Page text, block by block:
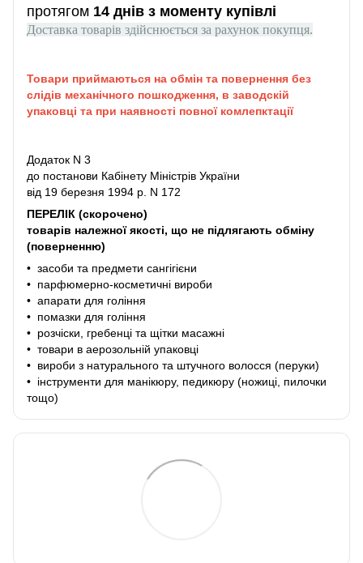
протягом 14 днів з моменту купівлі
Доставка товарів здійснюється за рахунок покупця.
Товари приймаються на обмін та повернення без
слідів механічного пошкодження, в заводскій
упаковці та при наявності повної комлепктації
Додаток N 3
до постанови Кабінету Міністрів України
від 19 березня 1994 р. N 172
ПЕРЕЛІК (скорочено)
товарів належної якості, що не підлягають обміну
(поверненню)
• засоби та предмети сангігієни
• парфюмерно-косметичні вироби
• апарати для гоління
• помазки для гоління
• розчіски, гребенці та щітки масажні
• товари в аерозольній упаковці
• вироби з натурального та штучного волосся (перуки)
• інструменти для манікюру, педикюру (ножиці, пилочки
тощо)